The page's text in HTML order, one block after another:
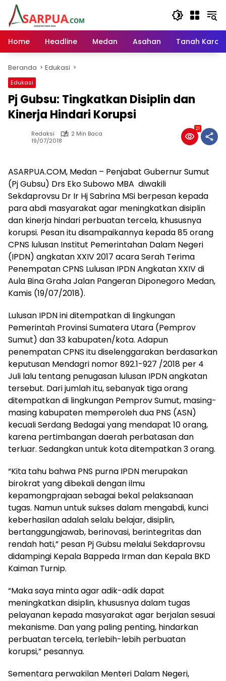
Langsung
konten
Home
Headline Medan Asahan Tanah Karo
Beranda Edukasi
Edukasi
Pj Gubsu: Tingkatkan Disiplin dan
Kinerja Hindari Korupsi
Redaksi
2 Min Baca
19/07/2018
21
ASARPUA.COM, Medan – Penjabat Gubernur Sumut
(Pj Gubsu) Drs Eko Subowo MBA diwakili
Sekdaprovsu Dr Ir Hj Sabrina MSi berpesan kepada
para abdi masyarakat agar meningkatkan disiplin
dan kinerja hindari perbuatan tercela, khususnya
korupsi. Pesan itu disampaikannya kepada 85 orang
CPNS lulusan Institut Pemerintahan Dalam Negeri
(IPDN) angkatan XXIV 2017 acara Serah Terima
Penempatan CPNS Lulusan IPDN Angkatan XXIV di
Aula Bina Graha Jalan Pangeran Diponegoro Medan,
Kamis (19/07/2018).
Lulusan IPDN ini ditempatkan di lingkungan
Pemerintah Provinsi Sumatera Utara (Pemprov
Sumut) dan 33 kabupaten/kota. Adapun
penempatan CPNS itu diselenggarakan berdasarkan
keputusan Mendagri nomor 892.1-927 /2018 per 4
Juli lalu tentang penugasan lulusan IPDN angkatan
tersebut. Dari jumlah itu, sebanyak tiga orang
ditempatkan di lingkungan Pemprov Sumut, masing-
masing kabupaten memperoleh dua PNS (ASN)
kecuali Serdang Bedagai yang mendapat 10 orang,
karena pertimbangan daerah perbatasan dan
terluar. Sedangkan untuk kota ditempatkan 3 orang.
“Kita tahu bahwa PNS purna IPDN merupakan
birokrat yang dibekali dengan ilmu
kepamongprajaan sebagai bekal pelaksanaan
tugas. Namun untuk sukses dalam mengabdi, kunci
keberhasilan adalah selalu belajar, disiplin,
bertanggungjawab, berinovasi, berintegritas dan
rendah hati,” pesan Pj Gubsu melalui Sekdaprovsu
didampingi Kepala Bappeda Irman dan Kepala BKD
Kaiman Turnip.
“Maka saya minta agar adik-adik dapat
meningkatkan disiplin, khususnya dalam tugas
pelayanan kepada masyarakat agar berjalan sesuai
mekanisme. Dan yang paling penting, hindarkan
perbuatan tercela, terlebih-lebih perbuatan
korupsi,” pesannya.
Sementara perwakilan Menteri Dalam Negeri,